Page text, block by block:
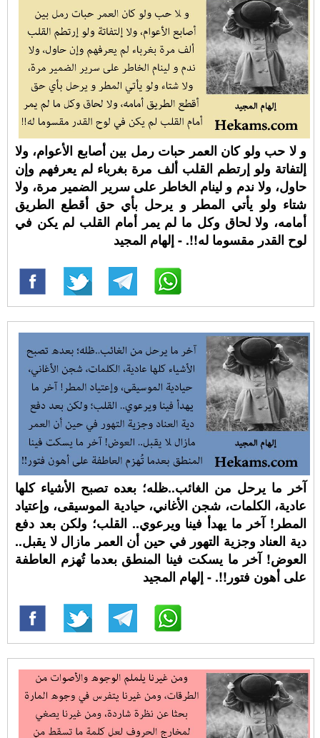
و لا حب ولو كان العمر حبات رمل بين أصابع الأعوام، ولا
إلتفاتة ولو إرتطم القلب ألف مرة بغرباء لم يعرفهم وإن
حاول، ولا ندم و لينام الخاطر على سرير الضمير مرة، ولا
شتاء ولو يأتي المطر و يرحل بأي حق أقطع الطريق
أمامه، ولا لحاق وكل ما لم يمر أمام القلب لم يكن في
لوح القدر مقسوما له!!. - إلهام المجيد
آخر ما يرحل من الغائب..ظله؛ بعده تصبح الأشياء كلها
عادية، الكلمات، شجن الأغاني، حيادية الموسيقى، وإعتياد
المطر! آخر ما يهدأ فينا ويرعوي.. القلب؛ ولكن بعد دفع
دية العناد وجزية التهور في حين أن العمر مازال لا يقبل..
العوض! آخر ما يسكت فينا المنطق بعدما تُهزم العاطفة
على أهون فتور!!. - إلهام المجيد